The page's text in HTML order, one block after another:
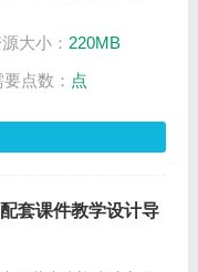
党人的不懈追求。其
节课，我们就以“从我
开展议学活动，学习本
铺垫
大小： 220MB
要点数： 点
套课件教学设计导